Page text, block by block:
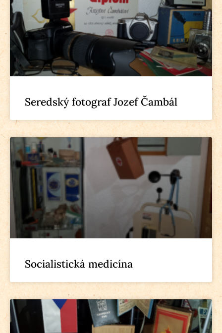
Seredský fotograf Jozef Čambál
Socialistická medicína